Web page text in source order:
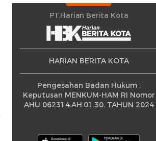
Rekor
PeningkatanPT.Harian Berita Kota
HARIAN BERITA KOTA
Pengesahan Badan Hukum :
Keputusan MENKUM-HAM RI Nomor
AHU 062314.AH.01.30. TAHUN 2024